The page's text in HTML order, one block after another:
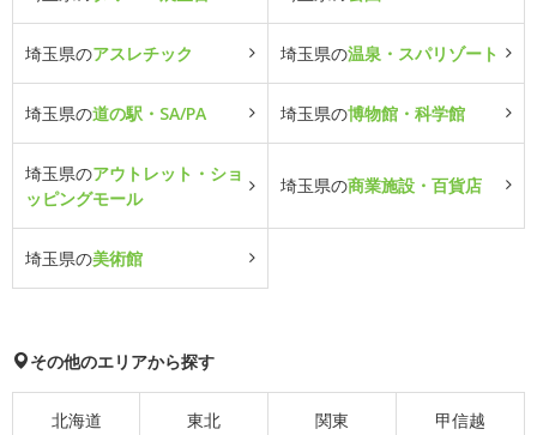
埼玉県のアスレチック 埼玉県の温泉・スパリゾート
埼玉県の道の駅・SA/PA 埼玉県の博物館・科学館
埼玉県のアウトレット・ショ
ッピングモール
埼玉県の商業施設・百貨店
埼玉県の美術館
その他のエリアから探す
北海道 東北 関東 甲信越